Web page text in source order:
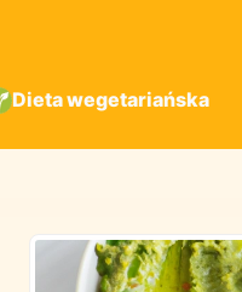
Dieta wegetariańska